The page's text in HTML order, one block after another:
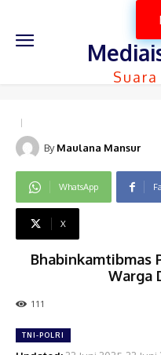
By Maulana Mansur
WhatsApp
X
Bhabinkamtibmas
Warga
111
TNI-POLRI